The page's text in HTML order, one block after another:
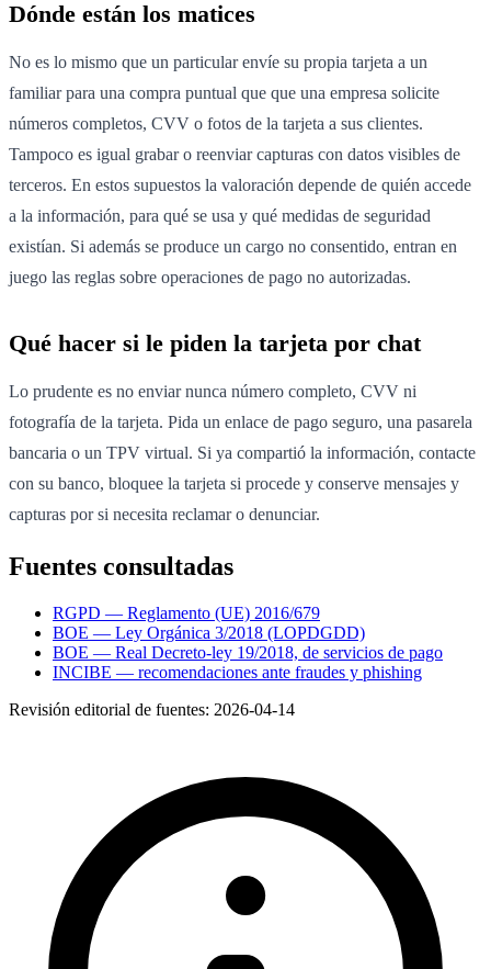
Dónde están los matices
No es lo mismo que un particular envíe su propia tarjeta a un
familiar para una compra puntual que que una empresa solicite
números completos, CVV o fotos de la tarjeta a sus clientes.
Tampoco es igual grabar o reenviar capturas con datos visibles de
terceros. En estos supuestos la valoración depende de quién accede
a la información, para qué se usa y qué medidas de seguridad
existían. Si además se produce un cargo no consentido, entran en
juego las reglas sobre operaciones de pago no autorizadas.
Qué hacer si le piden la tarjeta por chat
Lo prudente es no enviar nunca número completo, CVV ni
fotografía de la tarjeta. Pida un enlace de pago seguro, una pasarela
bancaria o un TPV virtual. Si ya compartió la información, contacte
con su banco, bloquee la tarjeta si procede y conserve mensajes y
capturas por si necesita reclamar o denunciar.
Fuentes consultadas
RGPD — Reglamento (UE) 2016/679
BOE — Ley Orgánica 3/2018 (LOPDGDD)
BOE — Real Decreto-ley 19/2018, de servicios de pago
INCIBE — recomendaciones ante fraudes y phishing
Revisión editorial de fuentes: 2026-04-14